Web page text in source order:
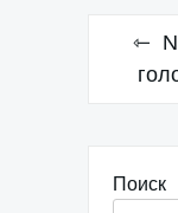
Поиск